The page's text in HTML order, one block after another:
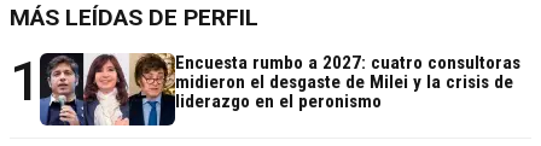
MÁS LEÍDAS DE PERFIL
1
Encuesta rumbo a 2027: cuatro consultoras
midieron el desgaste de Milei y la crisis de
liderazgo en el peronismo